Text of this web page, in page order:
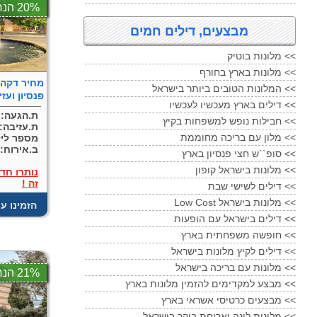
20% הנחה
פנסיון
ת.הגעה:
מספר
ב.אירוח:
נותרו
זה !
! הזמינו
21% הנחה
מבצעים, דילים חמים
מלונות בוטיק <<
מלונות בארץ בחורף <<
המלונות הטובים ביותר בישראל <<
דילים בארץ מעכשיו לעכשיו <<
חבילות נופש למשפחות בקיץ <<
מלון עם בריכה מחוממת <<
סופ``ש חצי פנסיון בארץ <<
מלונות בישראל קופון <<
דילים לשישי שבת <<
Low Cost מלונות בישראל <<
דילים בישראל עם הופעות <<
חופשה משפחתית בארץ <<
דילים לקיץ מלונות בישראל <<
מלונות עם בריכה בישראל <<
מבצע למקדימים להזמין מלונות בארץ <<
מבצעים כרטיסי אשראי בארץ <<